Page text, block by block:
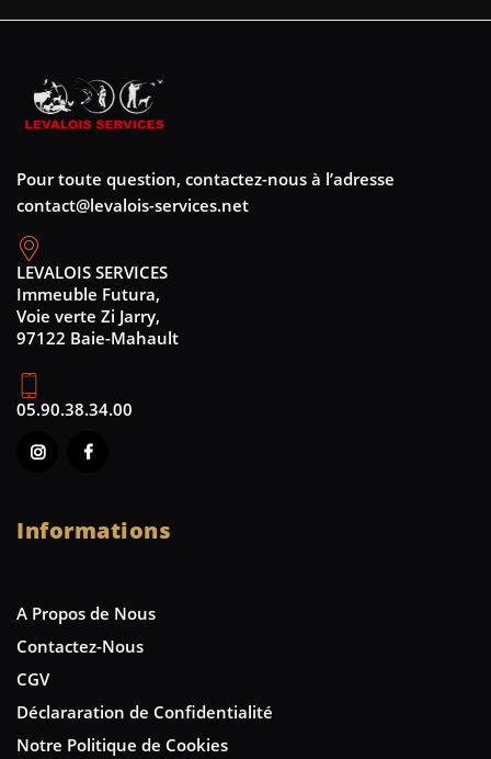
Pour toute question, contactez-nous à l’adresse
contact@levalois-services.net
LEVALOIS SERVICES
Immeuble Futura,
Voie verte Zi Jarry,
97122 Baie-Mahault
05.90.38.34.00
Informations
A Propos de Nous
Contactez-Nous
CGV
Déclararation de Confidentialité
Notre Politique de Cookies